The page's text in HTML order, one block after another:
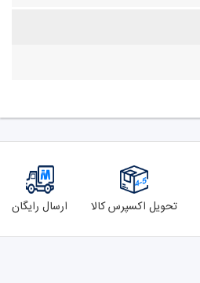
تحویل اکسپرس کالا ارسال رایگان